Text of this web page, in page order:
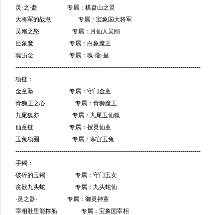
灵·之·盔 专属：棋盘山之灵
大将军的战意 专属：宝象国大将军
吴刚之怒 专属：月仙人吴刚
巨象魔 专属：白象魔王
魂卐念 专属：魂·龍·皇
---------------------------------------------------------------------------------------------
项链：
金童坠 专属：守门金童
青狮王之心 专属：青狮魔王
九尾狐亦 专属：九尾玉仙狐
仙童链 专属：授灵仙童
玉兔项圈 专属：寒宫玉兔
---------------------------------------------------------------------------------------------
手镯：
破碎的玉镯 专属：守门玉女
贪欲九头蛇 专属：九头蛇仙
·灵之器· 专属：御灵神童
宰相肚里能撑船 专属：宝象国宰相